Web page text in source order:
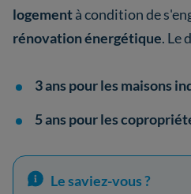
logementà condition de
rénovation énergétique. Le
3 ans pour les maisons
5 ans pour les
Le saviez-vous ?